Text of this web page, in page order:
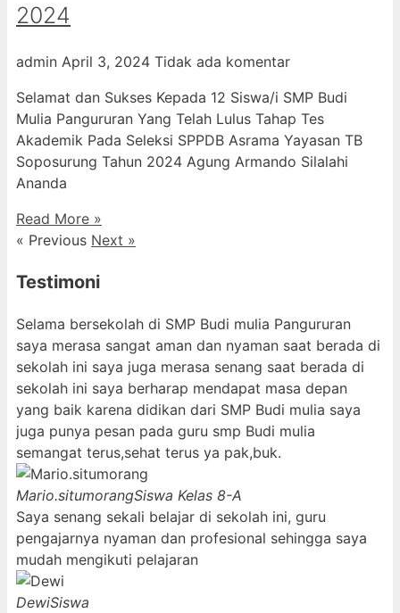
2024
admin April 3, 2024 Tidak ada komentar
Selamat dan Sukses Kepada 12 Siswa/i SMP Budi
Mulia Pangururan Yang Telah Lulus Tahap Tes
Akademik Pada Seleksi SPPDB Asrama Yayasan TB
Soposurung Tahun 2024 Agung Armando Silalahi
⁠Ananda
Read More »
« Previous Next »
Testimoni
Selama bersekolah di SMP Budi mulia Pangururan
saya merasa sangat aman dan nyaman saat berada di
sekolah ini saya juga merasa senang saat berada di
sekolah ini saya berharap mendapat masa depan
yang baik karena didikan dari SMP Budi mulia saya
juga punya pesan pada guru smp Budi mulia
semangat terus,sehat terus ya pak,buk.
Mario.situmorangSiswa Kelas 8-A
Saya senang sekali belajar di sekolah ini, guru
pengajarnya nyaman dan profesional sehingga saya
mudah mengikuti pelajaran
DewiSiswa